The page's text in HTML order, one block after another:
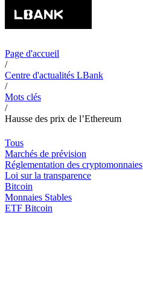
Page d'accueil
/
Centre d'actualités LBank
/
Mots clés
/
Hausse des prix de l’Ethereum
Tous
Marchés de prévision
Réglementation des cryptomonnaies
Loi sur la transparence
Bitcoin
Monnaies Stables
ETF Bitcoin